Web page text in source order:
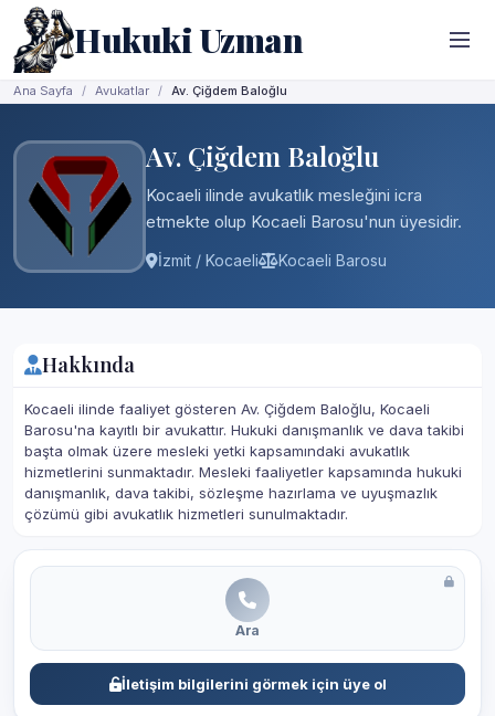
Hukuki Uzman
Ana Sayfa Avukatlar Av. Çiğdem Baloğlu
Av. Çiğdem Baloğlu
Kocaeli ilinde avukatlık mesleğini icra
etmekte olup Kocaeli Barosu'nun üyesidir.
İzmit / Kocaeli Kocaeli Barosu
Hakkında
Kocaeli ilinde faaliyet gösteren Av. Çiğdem Baloğlu, Kocaeli
Barosu'na kayıtlı bir avukattır. Hukuki danışmanlık ve dava takibi
başta olmak üzere mesleki yetki kapsamındaki avukatlık
hizmetlerini sunmaktadır. Mesleki faaliyetler kapsamında hukuki
danışmanlık, dava takibi, sözleşme hazırlama ve uyuşmazlık
çözümü gibi avukatlık hizmetleri sunulmaktadır.
Ara
İletişim bilgilerini görmek için üye ol